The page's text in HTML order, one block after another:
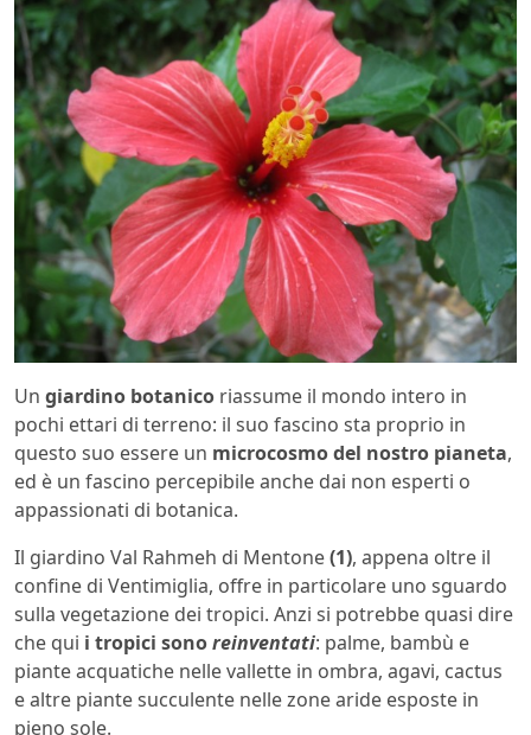
Un giardino botanico riassume il mondo intero in
pochi ettari di terreno: il suo fascino sta proprio in
questo suo essere un microcosmo del nostro pianeta,
ed è un fascino percepibile anche dai non esperti o
appassionati di botanica.
Il giardino Val Rahmeh di Mentone(1), appena oltre il
confine di Ventimiglia, offre in particolare uno sguardo
sulla vegetazione dei tropici. Anzi si potrebbe quasi dire
che qui i tropici sonoreinventati: palme, bambù e
piante acquatiche nelle vallette in ombra, agavi, cactus
e altre piante succulente nelle zone aride esposte in
pieno sole.